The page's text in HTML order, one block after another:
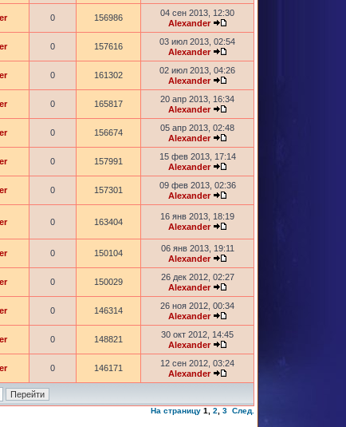
0 156986
04 сен 2013, 12:30
Alexander
0 157616
03 июл 2013, 02:54
Alexander
0 161302
02 июл 2013, 04:26
Alexander
0 165817
20 апр 2013, 16:34
Alexander
0 156674
05 апр 2013, 02:48
Alexander
0 157991
15 фев 2013, 17:14
Alexander
0 157301
09 фев 2013, 02:36
Alexander
0 163404
16 янв 2013, 18:19
Alexander
0 150104
06 янв 2013, 19:11
Alexander
0 150029
26 дек 2012, 02:27
Alexander
0 146314
26 ноя 2012, 00:34
Alexander
0 148821
30 окт 2012, 14:45
Alexander
0 146171
12 сен 2012, 03:24
Alexander
На страницу 1 2 3 След.